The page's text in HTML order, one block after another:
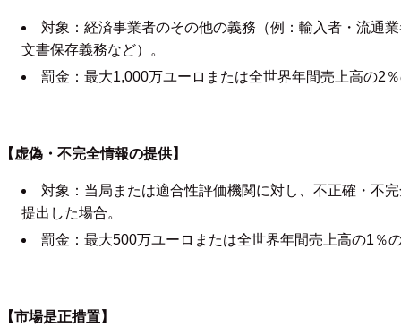
対象：経済事業者のその他の義務（例：輸入者・流通
文書保存義務など）。
罰金：最大1,000万ユーロまたは全世界年間売上高の2
【虚偽・不完全情報の提供】
対象：当局または適合性評価機関に対し、不正確・不
提出した場合。
罰金：最大500万ユーロまたは全世界年間売上高の1％
【市場是正措置】